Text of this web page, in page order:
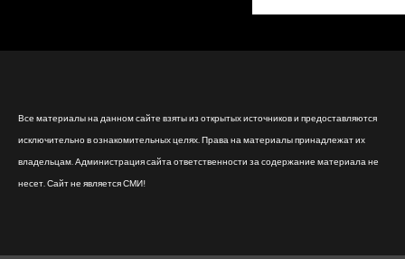
Все материалы на данном сайте взяты из открытых источников и предоставляются
исключительно в ознакомительных целях. Права на материалы принадлежат их
владельцам. Администрация сайта ответственности за содержание материала не
несет. Сайт не является СМИ!